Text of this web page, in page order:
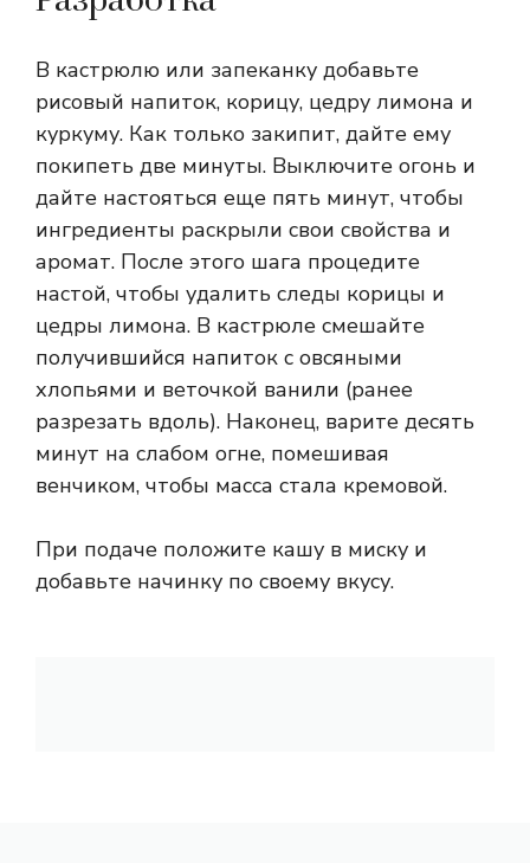
В кастрюлю или запеканку добавьте
рисовый напиток, корицу, цедру лимона и
куркуму. Как только закипит, дайте ему
покипеть две минуты. Выключите огонь и
дайте настояться еще пять минут, чтобы
ингредиенты раскрыли свои свойства и
аромат. После этого шага процедите
настой, чтобы удалить следы корицы и
цедры лимона. В кастрюле смешайте
получившийся напиток с овсяными
хлопьями и веточкой ванили (ранее
разрезать вдоль). Наконец, варите десять
минут на слабом огне, помешивая
венчиком, чтобы масса стала кремовой.
При подаче положите кашу в миску и
добавьте начинку по своему вкусу.